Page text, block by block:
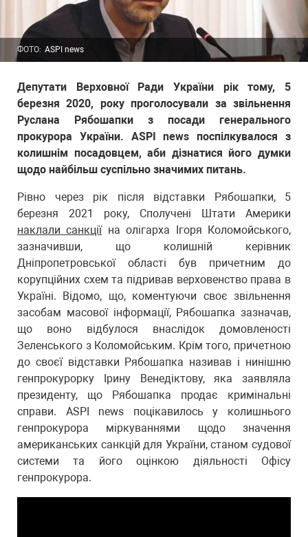
ФОТО: ASPI news
Депутати Верховної Ради України рік тому, 5
березня 2020, року проголосували за звільнення
Руслана Рябошапки з посади генерального
прокурора України. ASPI news поспілкувалося з
колишнім посадовцем, аби дізнатися його думки
щодо найбільш суспільно значимих питань.
Рівно через рік після відставки Рябошапки, 5
березня 2021 року, Сполучені Штати Америки
наклали санкціїна олігарха Ігоря Коломойського,
зазначивши, що колишній керівник
Дніпропетровської області був причетним до
корупційних схем та підривав верховенство права в
Україні. Відомо, що, коментуючи своє звільнення
засобам масової інформації, Рябошапка зазначав,
що воно відбулося внаслідок домовленості
Зеленського з Коломойським. Крім того, причетною
до своєї відставки Рябошапка називав і нинішню
генпрокурорку Ірину Венедіктову, яка заявляла
президенту, що Рябошапка продає кримінальні
справи. ASPI news поцікавилось у колишнього
генпрокурора міркуваннями щодо значення
американських санкцій для України, станом судової
системи та його оцінкою діяльності Офісу
генпрокурора.